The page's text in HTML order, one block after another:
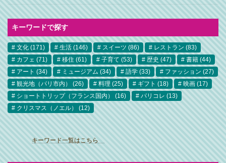
キーワードで探す
文化 (171) 生活 (146) スイーツ (86) レストラン (83)
カフェ (71) 移住 (61) 子育て (53) 歴史 (47) 書籍 (44)
アート (34) ミュージアム (34) 語学 (33) ファッション (27)
観光地（パリ市内）
(26) 料理 (25) ギフト (18) 映画 (17)
ショートトリップ（フランス国内）
(16) パリコレ (13)
クリスマス（ノエル）
(12)
ア
イ
コ
ン
リ
ン
キーワード一覧はこちら